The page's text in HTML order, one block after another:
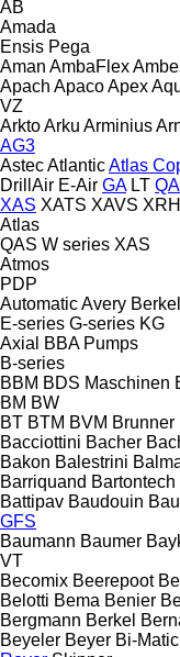
AB
Amada
Ensis Pega
Aman AmbaFlex
Apach ApacoApex
VZ
ArktoArku Arminius
AG3
AstecAtlanticAtlas
DrillAir E-Air GA LT
XAS XATS XAVS
Atlas
QAS W series XAS
Atmos
PDP
AutomaticAvery Berkel
E-series G-series KG
Axial
BBA Pumps
B-series
BBM BDS Maschinen
BM BW
BT BTM BVM Brunner
Bacciottini Bacher
Bakon Balestrini
Barriquand Bartontech
Battipav Baudouin
GFS
Baumann Baumer
VT
Becomix Beerepoot
Belotti Bema Benier
Bergmann Berkel
Beyeler Beyer Bi-Matic